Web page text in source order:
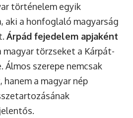
történelem egyik
aki a honfoglaló magyarság
Árpád fejedelem apjaként
magyar törzseket a Kárpát-
Álmos szerepe nemcsak
a magyar nép